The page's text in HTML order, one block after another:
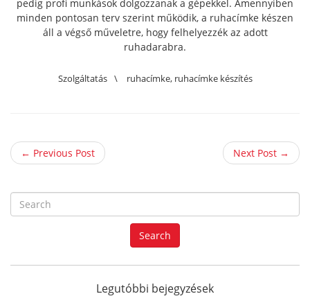
pedig profi munkások dolgozzanak a gépekkel. Amennyiben
minden pontosan terv szerint működik, a ruhacímke készen
áll a végső műveletre, hogy felhelyezzék az adott
ruhadarabra.
Szolgáltatás \ ruhacímke, ruhacímke készítés
← Previous Post Next Post →
e
a
r
f
Search
Legutóbbi bejegyzések